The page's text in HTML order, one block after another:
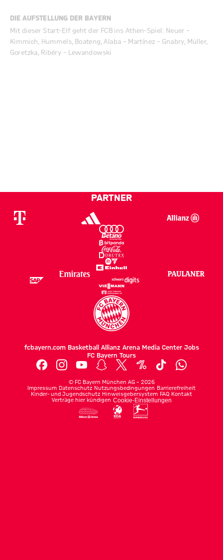
Mit dieser Start-Elf geht der FCB ins Athen-Spiel: Neuer –
Kimmich, Hummels, Boateng, Alaba – Martínez – Gnabry, Müller,
Goretzka, Ribéry – Lewandowski
PARTNER
fcbayern.com Basketball Allianz Arena Media Center Jobs
FC Bayern Tours
© FC Bayern München AG – 2026
Impressum Datenschutz Nutzungsbedingungen Barrierefreiheit
Kinder- und Jugendschutz Hinweisgebersystem FAQ Kontakt
Verträge hier kündigen Cookie-Einstellungen